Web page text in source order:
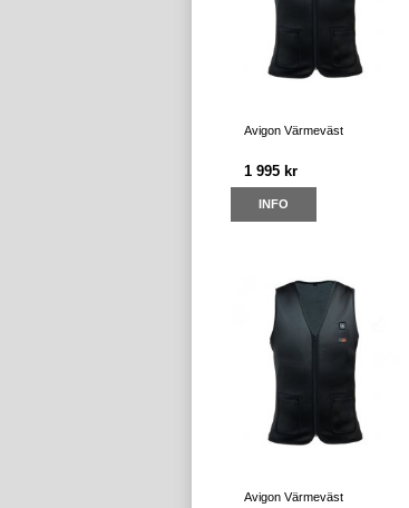
Avigon Värmeväst
1 995 kr
INFO
Avigon Värmeväst